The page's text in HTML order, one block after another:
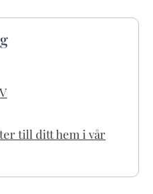
till ditt hem i vår